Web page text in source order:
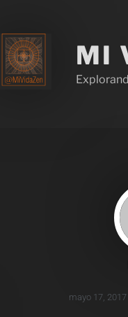
MI
mayo 17, 2017